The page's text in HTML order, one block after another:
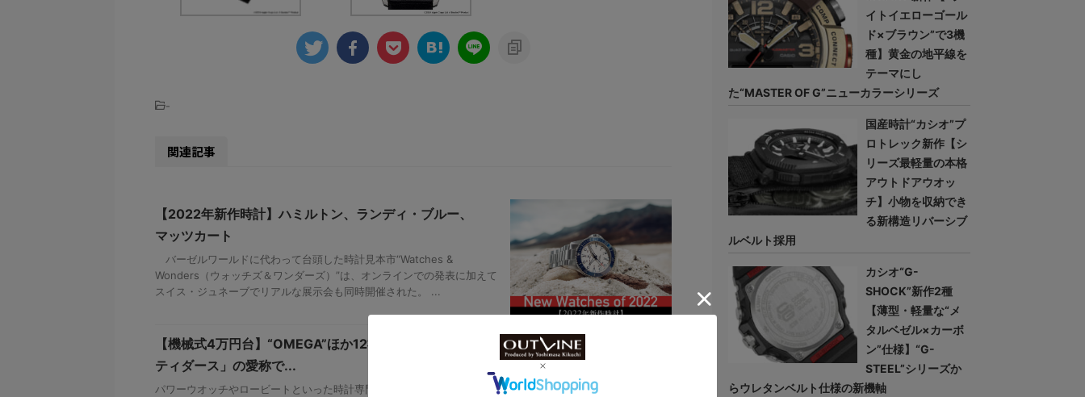
-
関連記事
【2022年新作時計】ハミルトン、ランディ・ブルー、
マッツカート
バーゼルワールドに代わって台頭した時計見本市“Watches &
Wonders（ウォッチズ＆ワンダーズ）”は、オンラインでの発表に加えて
スイス・ジュネーブでリアルな展示会も同時開催された。 ...
【機械式4万円台】“OMEGA”ほか12社が製造し「ダー
ティダース」の愛称で...
パワーウオッチやロービートといった時計専門誌の総編集長が展開する
イトイエローゴール
ド×ブラウン”で3機
種】黄金の地平線を
テーマにし
た“MASTER OF G”ニューカラーシリーズ
国産時計“カシオ”プ
ロトレック新作【シ
リーズ最軽量の本格
アウトドアウオッ
チ】小物を収納でき
る新構造リバーシブ
ルベルト採用
カシオ“G-
SHOCK”新作2種
【薄型・軽量な“メ
タルベゼル×カーボ
ン”仕様】“G-
STEEL”シリーズか
らウレタンベルト仕様の新機軸